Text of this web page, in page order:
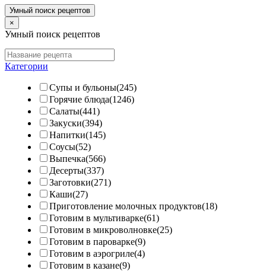
Умный поиск рецептов
×
Умный поиск рецептов
Категории
Супы и бульоны(245)
Горячие блюда(1246)
Салаты(441)
Закуски(394)
Напитки(145)
Соусы(52)
Выпечка(566)
Десерты(337)
Заготовки(271)
Каши(27)
Приготовление молочных продуктов(18)
Готовим в мультиварке(61)
Готовим в микроволновке(25)
Готовим в пароварке(9)
Готовим в аэрогриле(4)
Готовим в казане(9)